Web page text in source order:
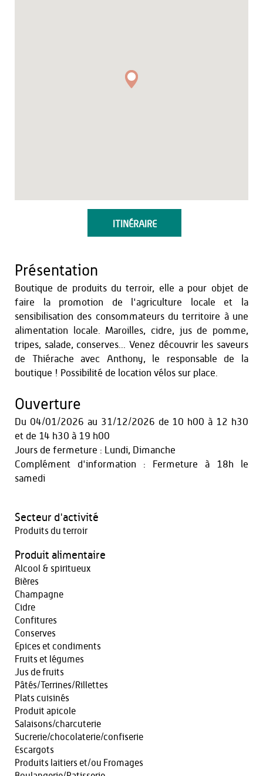
ITINÉRAIRE
Présentation
Boutique de produits du terroir, elle a pour objet de
faire la promotion de l'agriculture locale et la
sensibilisation des consommateurs du territoire à une
alimentation locale. Maroilles, cidre, jus de pomme,
tripes, salade, conserves... Venez découvrir les saveurs
de Thiérache avec Anthony, le responsable de la
boutique ! Possibilité de location vélos sur place.
Ouverture
Du 04/01/2026 au 31/12/2026 de 10 h00 à 12 h30
et de 14 h30 à 19 h00
Jours de fermeture : Lundi, Dimanche
Complément d'information : Fermeture à 18h le
samedi
Secteur d'activité
Produits du terroir
Produit alimentaire
Alcool & spiritueux
Bières
Champagne
Cidre
Confitures
Conserves
Epices et condiments
Fruits et légumes
Jus de fruits
Pâtés/Terrines/Rillettes
Plats cuisinés
Produit apicole
Salaisons/charcuterie
Sucrerie/chocolaterie/confiserie
Escargots
Produits laitiers et/ou Fromages